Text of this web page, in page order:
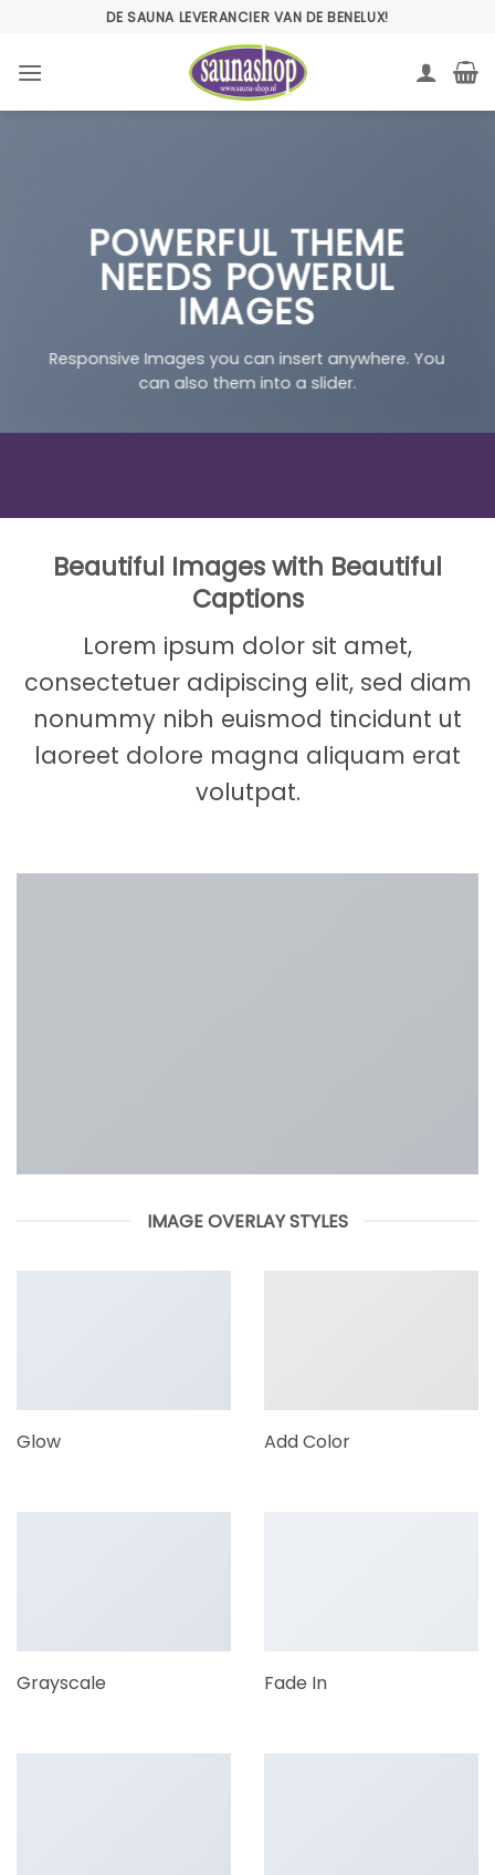
inhoud
DE SAUNA LEVERANCIER VAN DE BENELUX!
POWERFUL THEME
NEEDS POWERUL
IMAGES
Responsive Images you can insert anywhere. You
can also them into a slider.
Beautiful Images with Beautiful
Captions
Lorem ipsum dolor sit amet,
consectetuer adipiscing elit, sed diam
nonummy nibh euismod tincidunt ut
laoreet dolore magna aliquam erat
volutpat.
IMAGE OVERLAY STYLES
Glow Add Color
Grayscale Fade In